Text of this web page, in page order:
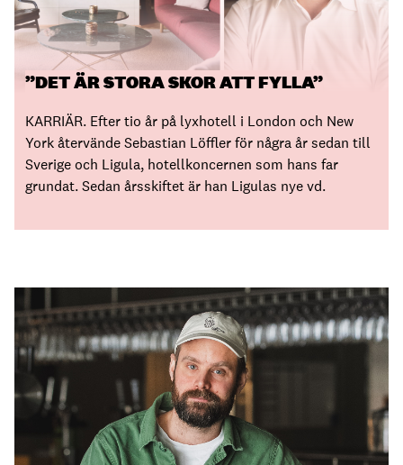
”DET ÄR STORA SKOR ATT FYLLA”
KARRIÄR. Efter tio år på lyxhotell i London och New
York återvände Sebastian Löffler för några år sedan till
Sverige och Ligula, hotellkoncernen som hans far
grundat. Sedan årsskiftet är han Ligulas nye vd.